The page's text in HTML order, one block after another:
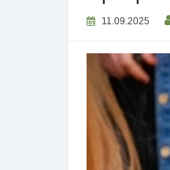
11.09.2025